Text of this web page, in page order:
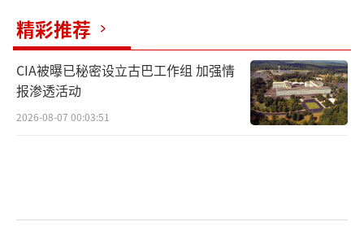
精彩推荐
CIA被曝已秘密设立古巴工作组 加强情
报渗透活动
2026-08-07 00:03:51